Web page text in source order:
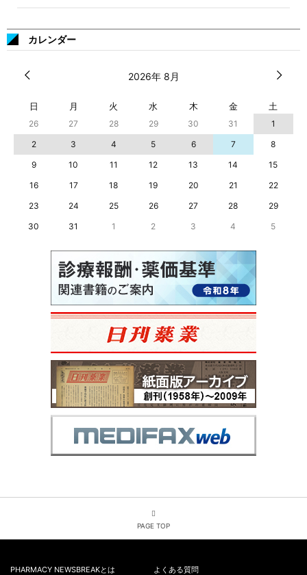
カレンダー
2026年 8月
日 月 火 水 木 金 土
26 27 28 29 30 31
1
2
3 4 5 6 7
8
9
10 11 12 13 14
15
16
17 18 19 20 21
22
23
24 25 26 27 28
29
30
31 1 2 3 4 5
PAGE TOP
PHARMACY NEWSBREAKとは よくある質問